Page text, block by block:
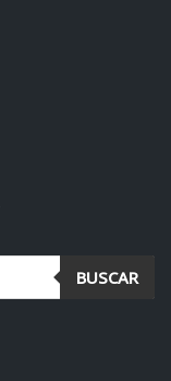
BUSCAR